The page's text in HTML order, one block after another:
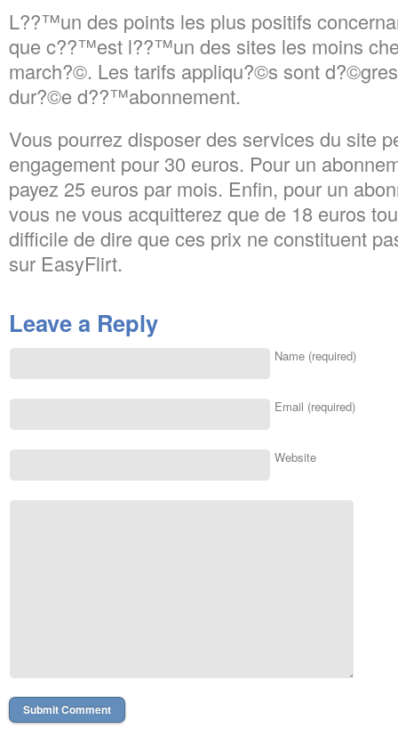
L??™un des points les plus positifs
que c??™est l??™un des sites les moins
march?©. Les tarifs appliqu?©s sont
dur?©e d??™abonnement.
Vous pourrez disposer des services du site
engagement pour 30 euros. Pour un
payez 25 euros par mois. Enfin, pour un
vous ne vous acquitterez que de 18 euros
difficile de dire que ces prix ne constituent
sur EasyFlirt.
Leave a Reply
Name (required)
Email (required)
Website